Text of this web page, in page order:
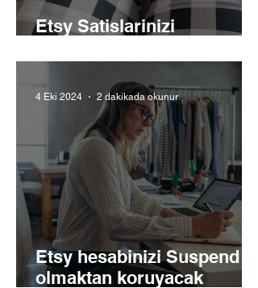
Etsy Satislarinizi
Etsy hesabinizi Suspend
olmaktan koruyacak
4 Eki 2024 2 dakikada okunur